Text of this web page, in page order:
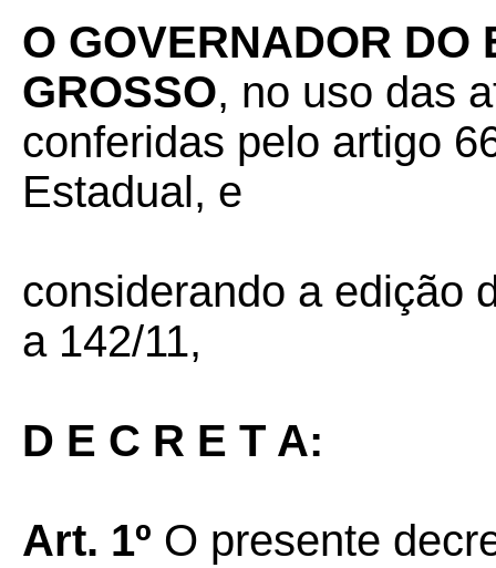
O GOVERNADOR DO
GROSSO, no uso das
conferidas pelo artigo
Estadual, e
considerando a edição
a 142/11,
D E C R E T A:
Art. 1º O presente